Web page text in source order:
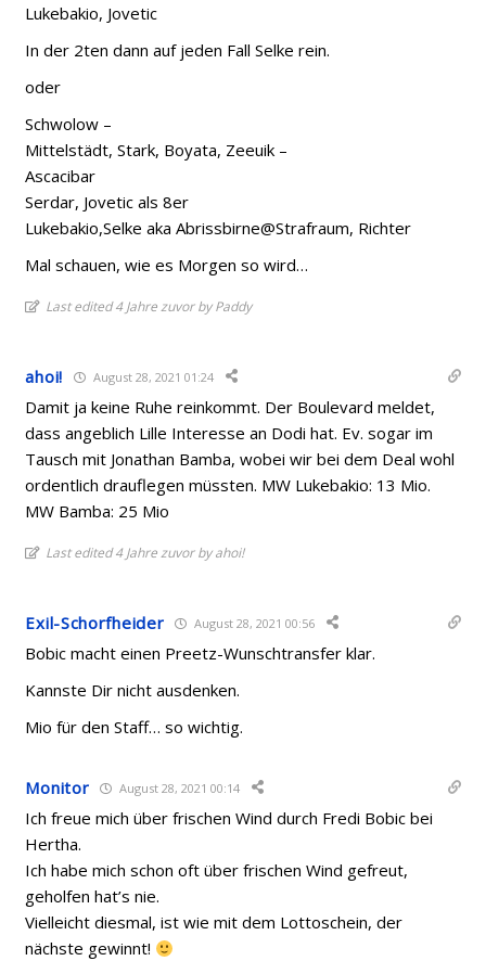
Lukebakio, Jovetic
In der 2ten dann auf jeden Fall Selke rein.
oder
Schwolow –
Mittelstädt, Stark, Boyata, Zeeuik –
Ascacibar
Serdar, Jovetic als 8er
Lukebakio,Selke aka Abrissbirne@Strafraum, Richter
Mal schauen, wie es Morgen so wird…
Last edited 4 Jahre zuvor by Paddy
ahoi! August 28, 2021 01:24
Damit ja keine Ruhe reinkommt. Der Boulevard meldet,
dass angeblich Lille Interesse an Dodi hat. Ev. sogar im
Tausch mit Jonathan Bamba, wobei wir bei dem Deal wohl
ordentlich drauflegen müssten. MW Lukebakio: 13 Mio.
MW Bamba: 25 Mio
Last edited 4 Jahre zuvor by ahoi!
Exil-Schorfheider August 28, 2021 00:56
Bobic macht einen Preetz-Wunschtransfer klar.
Kannste Dir nicht ausdenken.
Mio für den Staff… so wichtig.
Monitor August 28, 2021 00:14
Ich freue mich über frischen Wind durch Fredi Bobic bei
Hertha.
Ich habe mich schon oft über frischen Wind gefreut,
geholfen hat’s nie.
Vielleicht diesmal, ist wie mit dem Lottoschein, der
nächste gewinnt!